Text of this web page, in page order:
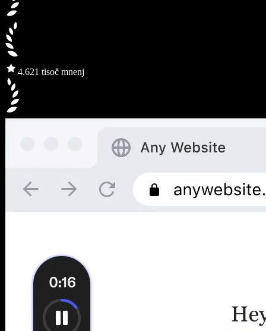
4.621 tisoč mnenj